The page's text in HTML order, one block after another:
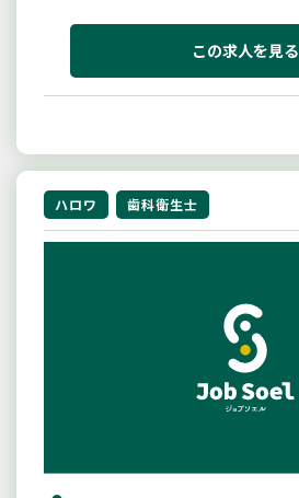
この求人を見る
ハロワ 歯科衛生士